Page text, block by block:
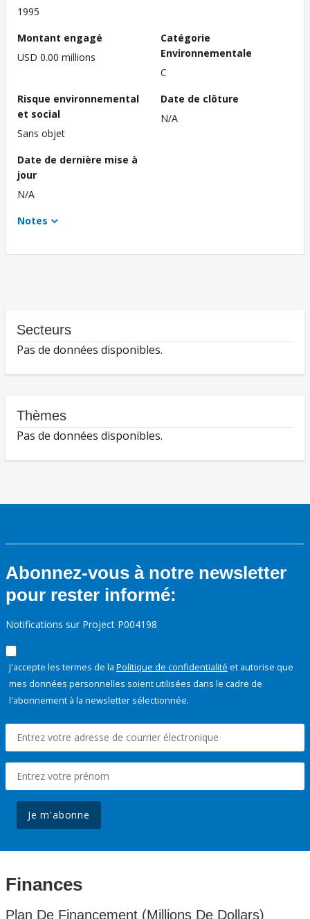
1995
Montant engagé
USD 0.00 millions
Catégorie
Environnementale
C
Risque environnemental
et social
Sans objet
Date de clôture
N/A
Date de dernière mise à
jour
N/A
Notes
Secteurs
Pas de données disponibles.
Thèmes
Pas de données disponibles.
Abonnez-vous à notre newsletter
pour rester informé:
Notifications sur Project P004198
J'accepte les termes de la Politique de confidentialité et autorise que
mes données personnelles soient utilisées dans le cadre de
l'abonnement à la newsletter sélectionnée.
Je m'abonne
Finances
Plan De Financement (Millions De Dollars)